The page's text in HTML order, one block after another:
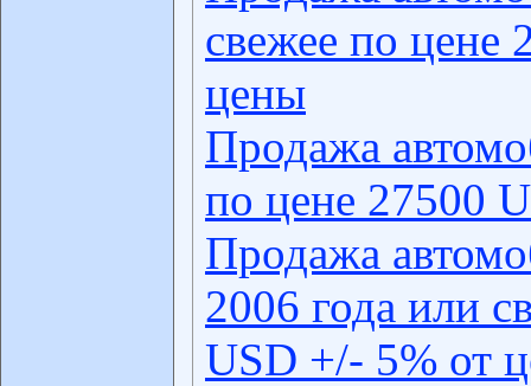
свежее по цене
цены
Продажа
по цене 27500
Продажа
2006 года или
USD +/- 5% от